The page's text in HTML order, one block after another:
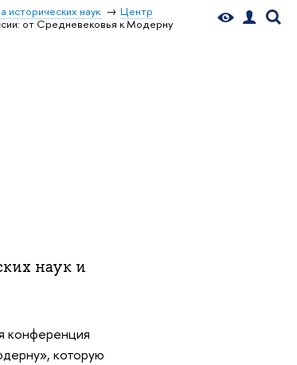
исторических наук
Центр
от Средневековья к Модерну
наук и
конференция
которую